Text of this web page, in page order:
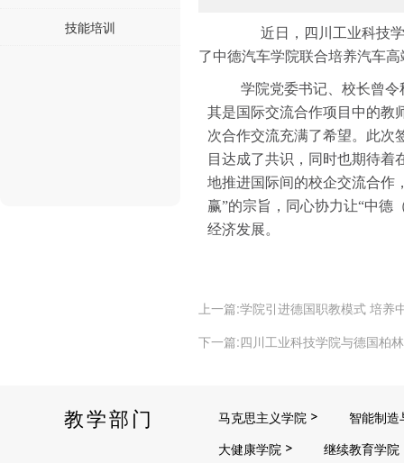
技能培训
近日，四川工业科技学
了中德汽车学院联合培养汽车
学院党委书记、校长曾
其是国际交流合作项目中的教
次合作交流充满了希望。此次
目达成了共识，同时也期待着
地推进国际间的校企交流合作
赢”的宗旨，同心协力让“中德
经济发展。
上一篇:学院引进德国职教模式 培
下一篇:四川工业科技学院与德国柏
教学部门 马克思主义学院
智能制造
大健康学院
继续教育学院